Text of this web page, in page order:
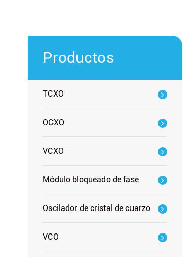
Productos
TCXO
OCXO
VCXO
Módulo bloqueado de fase
Oscilador de cristal de cuarzo
VCO